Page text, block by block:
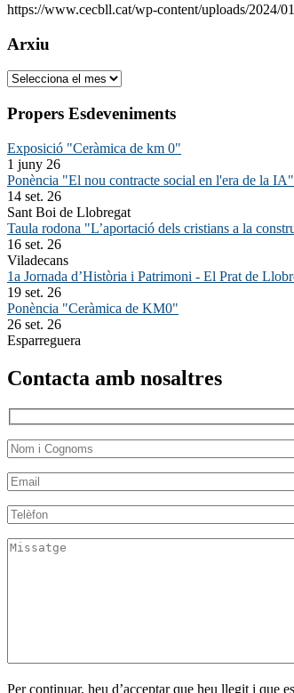
https://www.cecbll.cat/wp-content/uploads/2024/
Arxiu
Arxiu
Propers Esdeveniments
Exposició "Ceràmica de km 0"
1 juny 26
Ponència "El nou contracte social en l'era de la IA"
14 set. 26
Sant Boi de Llobregat
Taula rodona "L’aportació dels cristians a la
16 set. 26
Viladecans
1a Jornada d’Història i Patrimoni - El Prat de
19 set. 26
Ponència "Ceràmica de KM0"
26 set. 26
Esparreguera
Contacta amb nosaltres
Per continuar, heu d’acceptar que heu llegit i que